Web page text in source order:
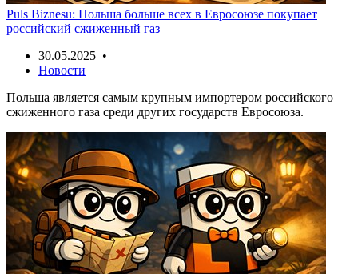
Puls Biznesu: Польша больше всех в Евросоюзе покупает
российский сжиженный газ
30.05.2025 •
Новости
Польша является самым крупным импортером российского
сжиженного газа среди других государств Евросоюза.